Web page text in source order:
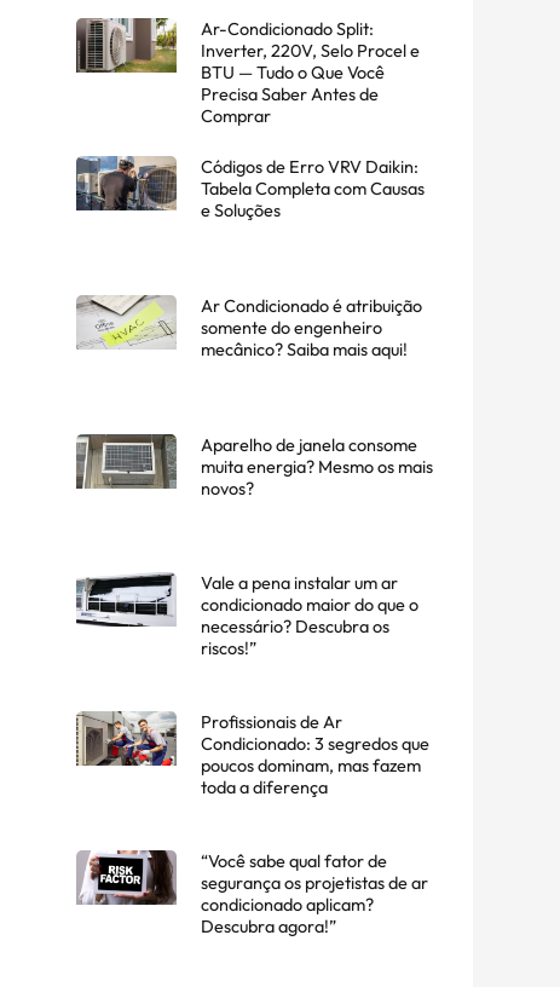
Ar-Condicionado Split:
Inverter, 220V, Selo Procel e
BTU — Tudo o Que Você
Precisa Saber Antes de
Comprar
Códigos de Erro VRV Daikin:
Tabela Completa com Causas
e Soluções
Ar Condicionado é atribuição
somente do engenheiro
mecânico? Saiba mais aqui!
Aparelho de janela consome
muita energia? Mesmo os mais
novos?
Vale a pena instalar um ar
condicionado maior do que o
necessário? Descubra os
riscos!”
Profissionais de Ar
Condicionado: 3 segredos que
poucos dominam, mas fazem
toda a diferença
“Você sabe qual fator de
segurança os projetistas de ar
condicionado aplicam?
Descubra agora!”